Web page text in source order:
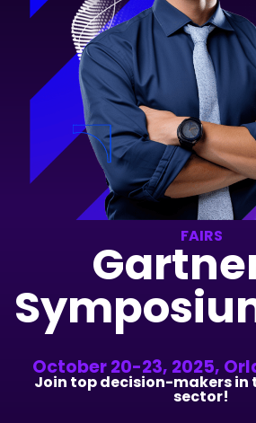
FAIRS
October 20-23, 2025,
Join top decision-makers in
sector!